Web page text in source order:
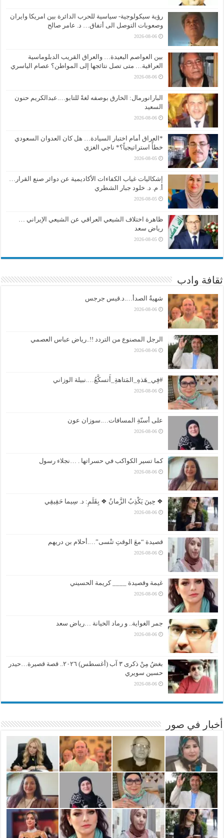
رؤية سيكولوجية- سياسية للحرب الدائرة بين امريكا وايران
وصعوبات التوصل الى أتفاق… د. عامر صالح
2026-08-06
بين العواصم البعيدة… والعراق القريب الدبلوماسية
العراقية… متى تصل نتائجها إلى المواطن؟ عصام الياسري
2026-08-06
البارانورمال: الخارق بوصفه لغةً للتابو….عبدالكريم حنون
السعيد
2026-08-06
*العراق أمام اختبار السيادة… هل كان العدوان السعودي
خطأً استراتيجياً؟* ناجي الغزي
2026-08-05
إشكاليات غياب الكفاءات الأكاديمية عن دوائر صنع القرار…
أ. م. د. خلود جبار الشطري
2026-08-05
ظاهرة اختلاف الشيعي العراقي عن الشيعي الإيراني …
رياض سعد
2026-08-05
ثقافة وادب
شهيةُ الصدأ….د.قيس جرجس
2026-08-06
الرجل المصنوع من التردد !!..رياض عباس العصمي
2026-08-06
#فِي_هَذهِ_المَتاهةِ_أَتسكَّعُ….نبيلة الوزاني
2026-08-06
على أسنّةِ المسافات….سوزان عون
2026-08-06
كما تسير الكواكب في حسراتها . …نجلاء رسول
2026-08-06
❖ حِينَ يَكْذِبُ الزَّمانُ ❖ بِقَلَمِ: د. سِيما حَقِيقِي
2026-08-06
قصيدة “معَ الوقتِ تنْسى”….أحلام بن دريهم
2026-08-06
غيمة وقصيدة ____ كريمة الحسيني
2026-08-06
جمر الغواية.. و رماد الخيانة …رياض سعد
2026-08-06
بغضُ مِنْ ذكرى ٣ آب (أغسطس) ٢٠٢٦.. قصة قصيرة…حيدر
حسين سويري
2026-08-06
أخبار في صور